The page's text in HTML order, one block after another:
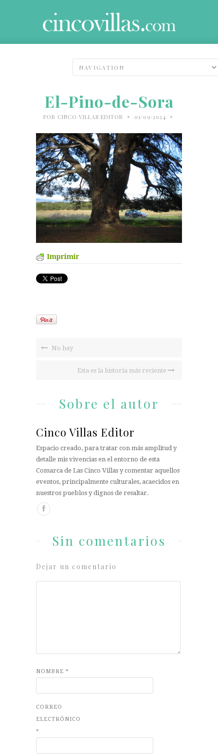
El-Pino-de-Sora
POR CINCO VILLAS EDITOR • 01/09/2024 •
Imprimir
No hay
Esta es la historia más reciente
Sobre el autor
Cinco Villas Editor
Espacio creado, para tratar con más amplitud y
detalle mis vivencias en el entorno de esta
Comarca de Las Cinco Villas y comentar aquellos
eventos, principalmente culturales, acaecidos en
nuestros pueblos y dignos de resaltar.
Sin comentarios
Dejar un comentario
NOMBRE *
CORREO
ELECTRÓNICO
*